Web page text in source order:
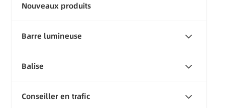
Nouveaux produits
Barre lumineuse
Balise
Conseiller en trafic